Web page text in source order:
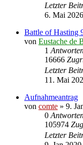
Letzter
6. Mai
Battle of Hasting
von Eustache de
1
16666
Letzter
11. Mai
Aufnahmeantrag
von comte » 9.
0
105974
Letzter